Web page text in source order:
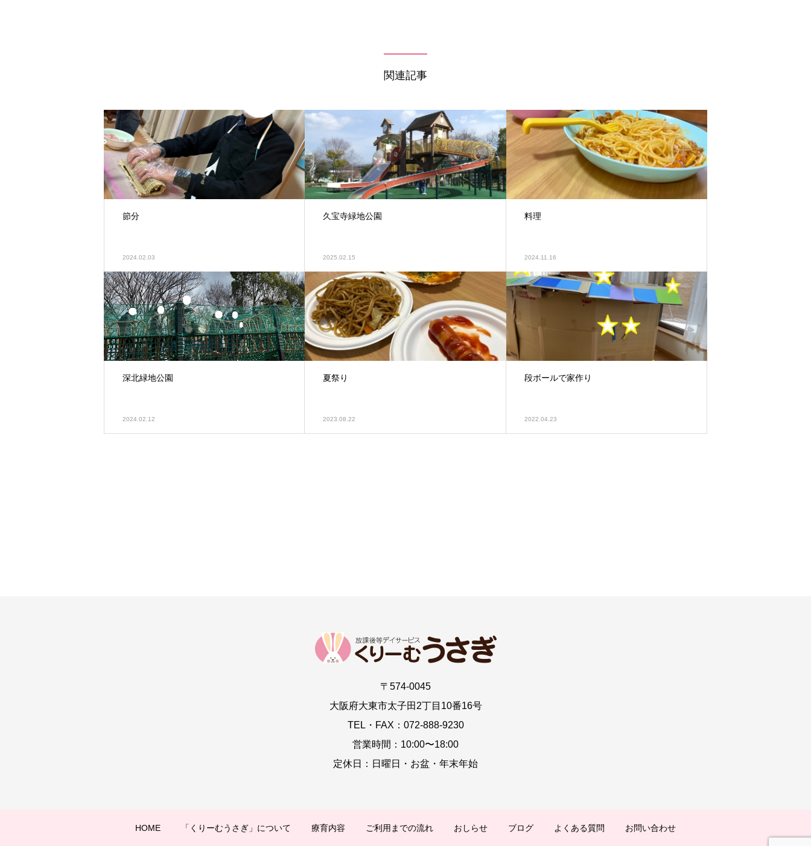
関連記事
節分
2024.02.03
久宝寺緑地公園
2025.02.15
料理
2024.11.16
深北緑地公園
2024.02.12
夏祭り
2023.08.22
段ボールで家作り
2022.04.23
〒574-0045
大阪府大東市太子田2丁目10番16号
TEL・FAX：072-888-9230
営業時間：10:00〜18:00
定休日：日曜日・お盆・年末年始
HOME 「くりーむうさぎ」について 療育内容 ご利用までの流れ おしらせ ブログ よくある質問 お問い合わせ